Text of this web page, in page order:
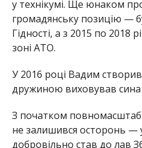
у технікумі. Ще юнаком
громадянську позицію —
Гідності, а з 2015 по 2018
зоні АТО.
У 2016 році Вадим
дружиною виховував
З початком
не залишився осторонь —
добровільно став до лав